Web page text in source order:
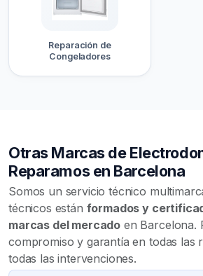
Reparación de
Congeladores
Otras Marcas de
Reparamos en Barcelona
Somos un servicio técnico
técnicos están formados y
marcas del mercado en Barcelona.
compromiso y garantía en todas las
todas las intervenciones.